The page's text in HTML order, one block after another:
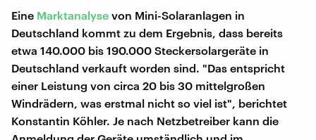
Eine Marktanalyse von Mini-Solaranlagen in
Deutschland kommt zu dem Ergebnis, dass bereits
etwa 140.000 bis 190.000 Steckersolargeräte in
Deutschland verkauft worden sind. "Das entspricht
einer Leistung von circa 20 bis 30 mittelgroßen
Windrädern, was erstmal nicht so viel ist", berichtet
Konstantin Köhler. Je nach Netzbetreiber kann die